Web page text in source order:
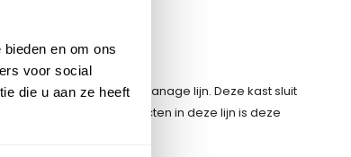
en om ons
voor social
die u aan ze heeftuit de Tri-Manage lijn. Deze kast sluit
alle andere producten in deze lijn is deze